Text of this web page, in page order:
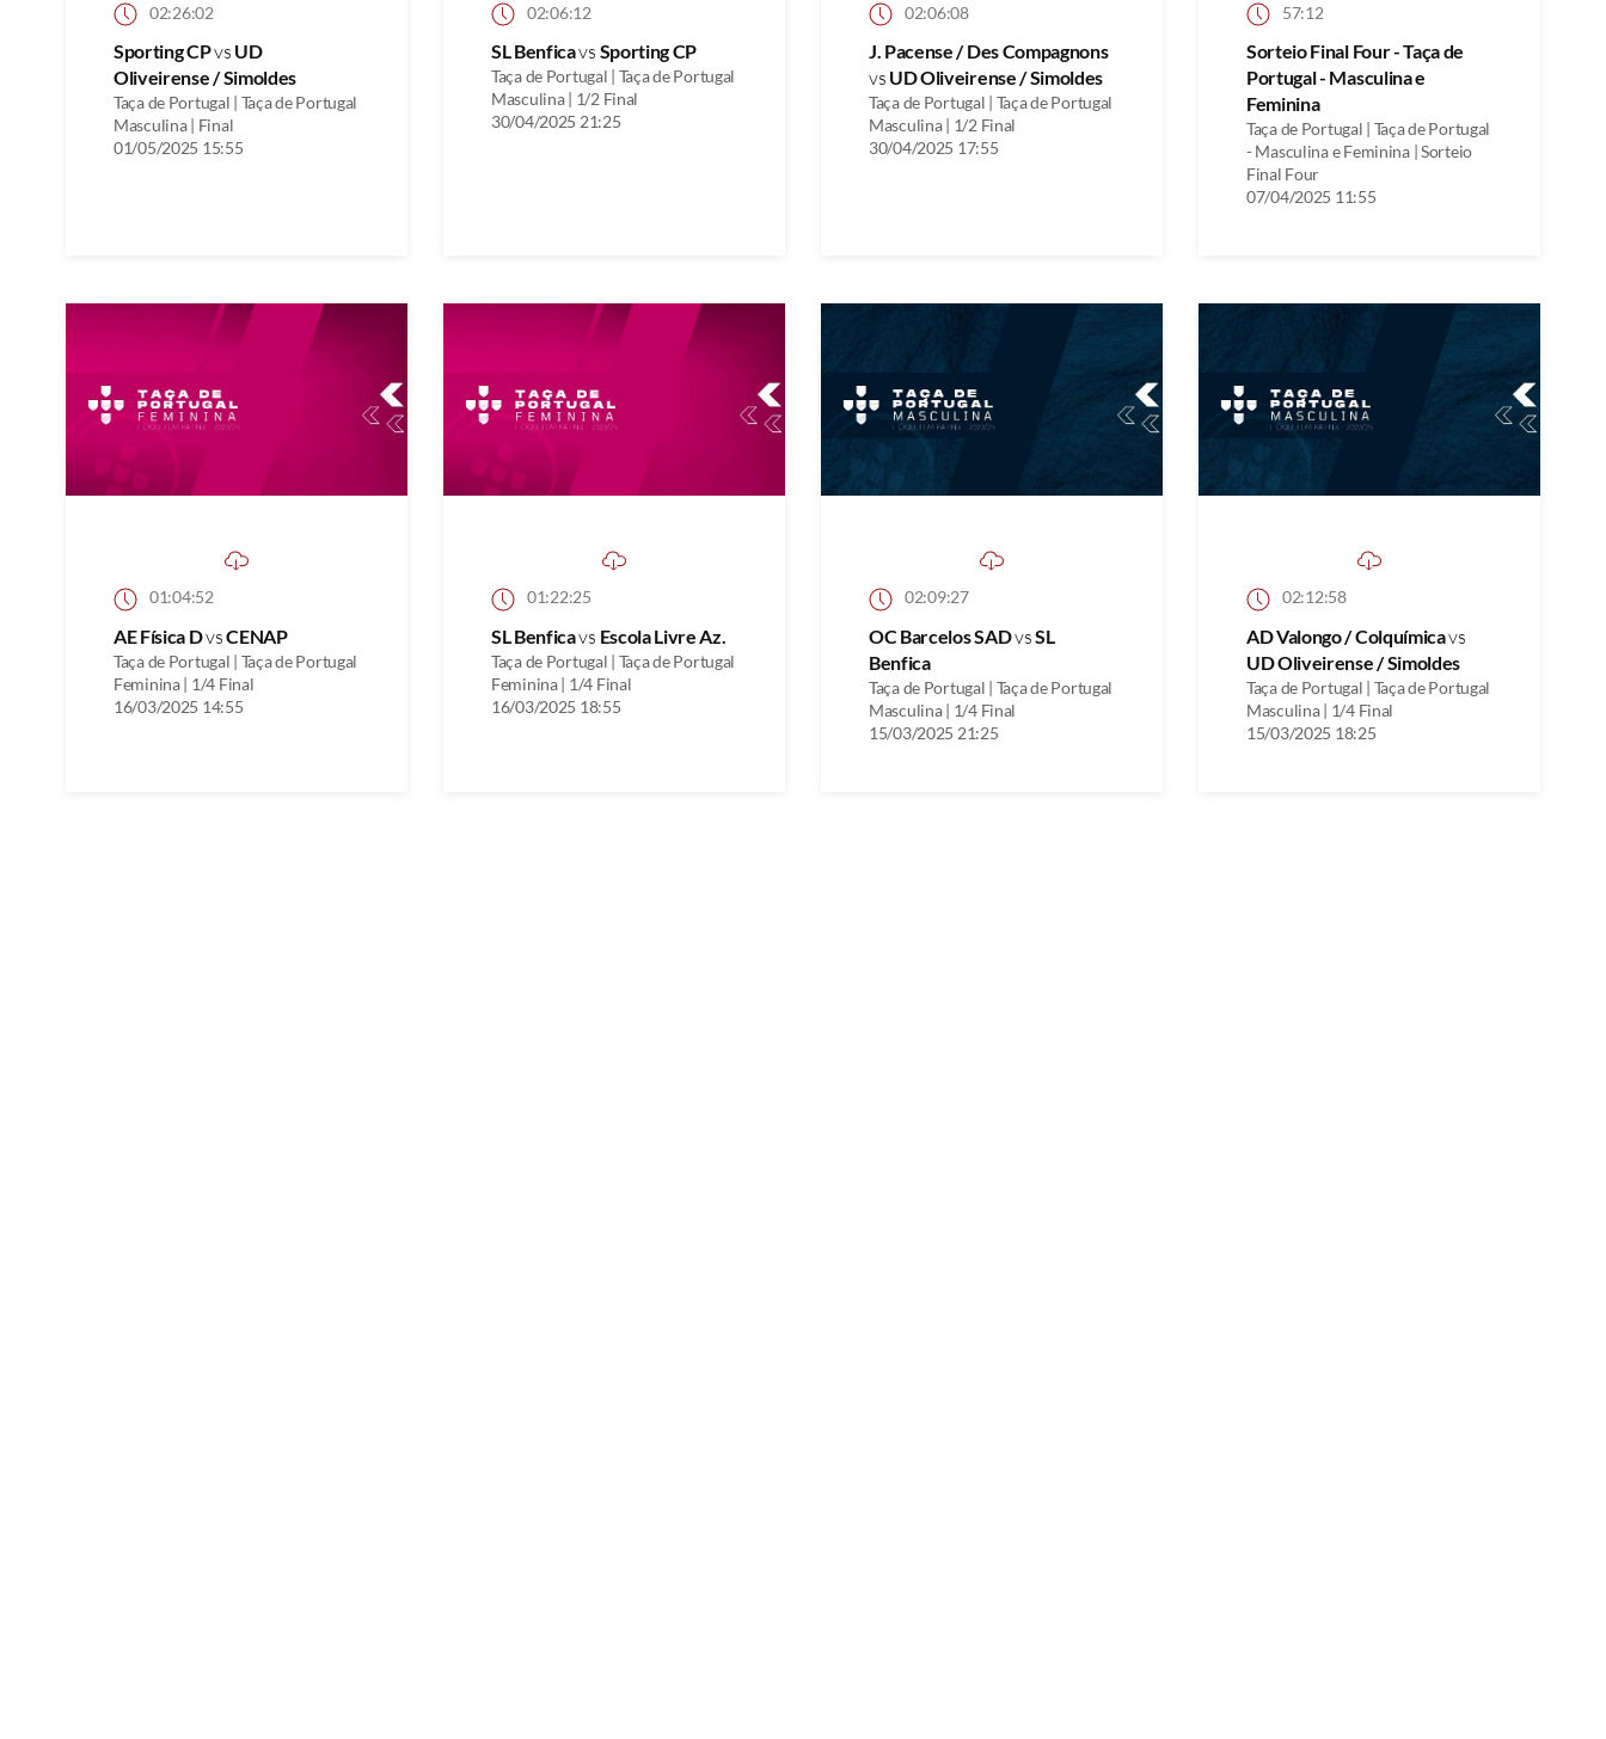
02:26:02
Sporting CPvs UD
Oliveirense / Simoldes
Taça de Portugal | Taça de Portugal
Masculina | Final
01/05/2025 15:55
02:06:12
SL Benficavs Sporting CP
Taça de Portugal | Taça de Portugal
Masculina | 1/2 Final
30/04/2025 21:25
02:06:08
J. Pacense / Des Compagnons
vs UD Oliveirense / Simoldes
Taça de Portugal | Taça de Portugal
Masculina | 1/2 Final
30/04/2025 17:55
57:12
Sorteio Final Four - Taça de
Portugal - Masculina e
Feminina
Taça de Portugal | Taça de Portugal
- Masculina e Feminina | Sorteio
Final Four
07/04/2025 11:55
01:04:52
AE Física DvsCENAP
Taça de Portugal | Taça de Portugal
Feminina | 1/4 Final
16/03/2025 14:55
01:22:25
SL Benficavs Escola Livre Az.
Taça de Portugal | Taça de Portugal
Feminina | 1/4 Final
16/03/2025 18:55
02:09:27
OC Barcelos SADvsSL
Benfica
Taça de Portugal | Taça de Portugal
Masculina | 1/4 Final
15/03/2025 21:25
02:12:58
AD Valongo / Colquímicavs
UD Oliveirense / Simoldes
Taça de Portugal | Taça de Portugal
Masculina | 1/4 Final
15/03/2025 18:25